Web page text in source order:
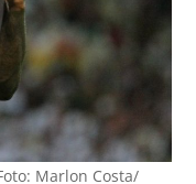
Marlon Costa/